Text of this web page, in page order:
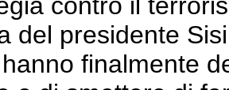
del presidente
finalmente